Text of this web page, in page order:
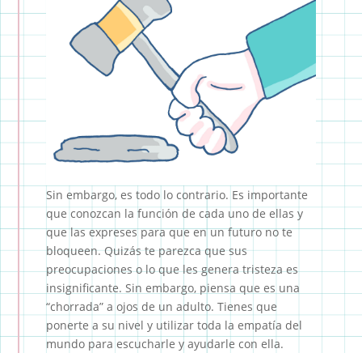
Sin embargo, es todo lo contrario. Es importante
que conozcan la función de cada uno de ellas y
que las expreses para que en un futuro no te
bloqueen. Quizás te parezca que sus
preocupaciones o lo que les genera tristeza es
insignificante. Sin embargo, piensa que es una
“chorrada” a ojos de un adulto. Tienes que
ponerte a su nivel y utilizar toda la empatía del
mundo para escucharle y ayudarle con ella.